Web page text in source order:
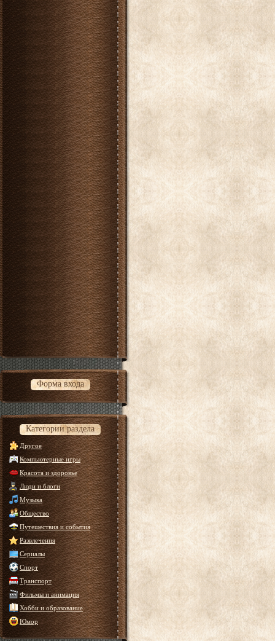
Форма входа
Категории раздела
Другое
Компьютерные игры
Красота и здоровье
Люди и блоги
Музыка
Общество
Путешествия и события
Развлечения
Сериалы
Спорт
Транспорт
Фильмы и анимация
Хобби и образование
Юмор